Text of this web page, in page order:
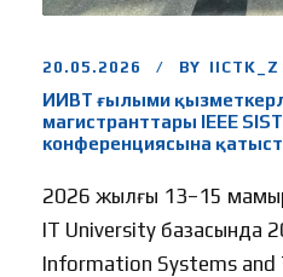
20.05.2026 BY IICTK_Z
ИИВТ ғылыми
магистранттары IEEE
конференциясына
2026 жылғы 13–15
IT University базасында
Information Systems and